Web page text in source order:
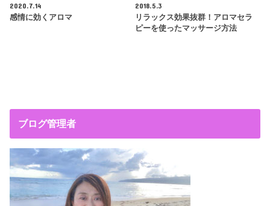
2020.7.14
感情に効くアロマ
2018.5.3
リラックス効果抜群！アロマセラ
ピーを使ったマッサージ方法
ブログ管理者